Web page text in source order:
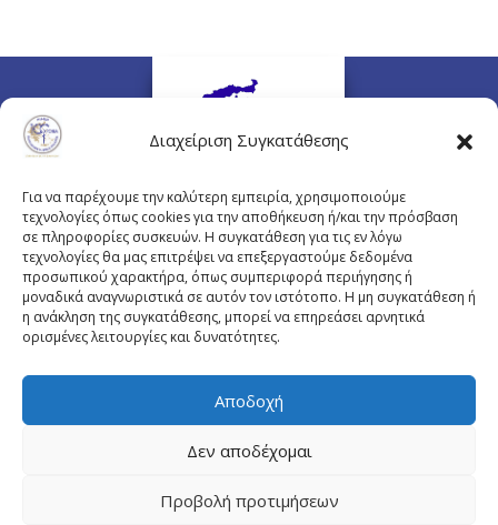
Διαχείριση Συγκατάθεσης
Για να παρέχουμε την καλύτερη εμπειρία, χρησιμοποιούμε
τεχνολογίες όπως cookies για την αποθήκευση ή/και την πρόσβαση
σε πληροφορίες συσκευών. Η συγκατάθεση για τις εν λόγω
τεχνολογίες θα μας επιτρέψει να επεξεργαστούμε δεδομένα
προσωπικού χαρακτήρα, όπως συμπεριφορά περιήγησης ή
μοναδικά αναγνωριστικά σε αυτόν τον ιστότοπο. Η μη συγκατάθεση ή
η ανάκληση της συγκατάθεσης, μπορεί να επηρεάσει αρνητικά
ορισμένες λειτουργίες και δυνατότητες.
Αποδοχή
Δεν αποδέχομαι
Προβολή προτιμήσεων
Πλουτάρχου 3, 10675 Αθήνα
Email επικοινωνίας:pisinfo@pis.gr
© Copyright pis.gr 2019 - Designed & Hosted by